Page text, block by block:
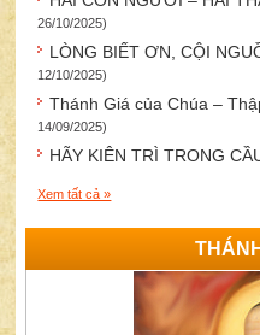
26/10/2025)
LÒNG BIẾT ƠN, CỘI
12/10/2025)
Thánh Giá của Chúa –
14/09/2025)
HÃY KIÊN TRÌ TRONG
Xem tất cả »